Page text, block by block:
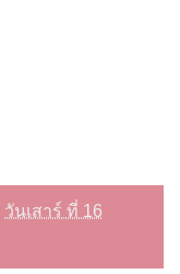
วันเสาร์ ที่ 16